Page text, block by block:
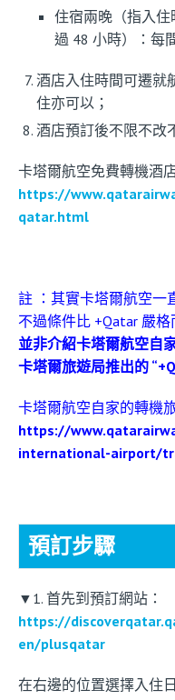
住宿兩晚（指入
過 48 小時）：每
酒店入住時間可遷就
住亦可以；
酒店預訂後不限不改
卡塔爾航空免費轉機酒
https://
qatar.html
註 ：其實卡塔爾航空一
不過條件比 +Qatar 嚴
並非介紹卡塔爾航空自
卡塔爾旅遊局推出的
卡塔爾航空自家的轉機
https://
international-airport/
預訂步驟
▼1. 首先到預訂網站：
https://
en/plusqatar
在右邊的位置選擇入住